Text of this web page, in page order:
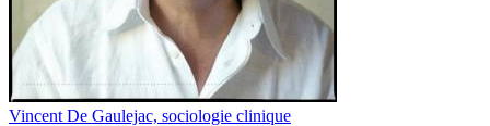
Vincent De Gaulejac, sociologie clinique